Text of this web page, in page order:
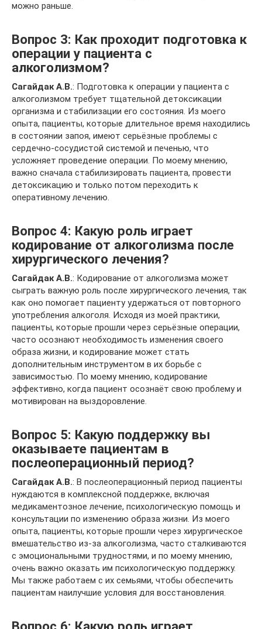
можно раньше.
Вопрос 3: Как проходит подготовка к
операции у пациента с
алкоголизмом?
Сагайдак А.В.: Подготовка к операции у пациента с
алкоголизмом требует тщательной детоксикации
организма и стабилизации его состояния. Из моего
опыта, пациенты, которые длительное время находились
в состоянии запоя, имеют серьёзные проблемы с
сердечно-сосудистой системой и печенью, что
усложняет проведение операции. По моему мнению,
важно сначала стабилизировать пациента, провести
детоксикацию и только потом переходить к
оперативному лечению.
Вопрос 4: Какую роль играет
кодирование от алкоголизма после
хирургического лечения?
Сагайдак А.В.: Кодирование от алкоголизма может
сыграть важную роль после хирургического лечения, так
как оно помогает пациенту удержаться от повторного
употребления алкоголя. Исходя из моей практики,
пациенты, которые прошли через серьёзные операции,
часто осознают необходимость изменения своего
образа жизни, и кодирование может стать
дополнительным инструментом в их борьбе с
зависимостью. По моему мнению, кодирование
эффективно, когда пациент осознаёт свою проблему и
мотивирован на выздоровление.
Вопрос 5: Какую поддержку вы
оказываете пациентам в
послеоперационный период?
Сагайдак А.В.: В послеоперационный период пациенты
нуждаются в комплексной поддержке, включая
медикаментозное лечение, психологическую помощь и
консультации по изменению образа жизни. Из моего
опыта, пациенты, которые прошли через хирургическое
вмешательство из-за алкоголизма, часто сталкиваются
с эмоциональными трудностями, и по моему мнению,
очень важно оказать им психологическую поддержку.
Мы также работаем с их семьями, чтобы обеспечить
пациентам наилучшие условия для восстановления.
Вопрос 6: Какую роль играет